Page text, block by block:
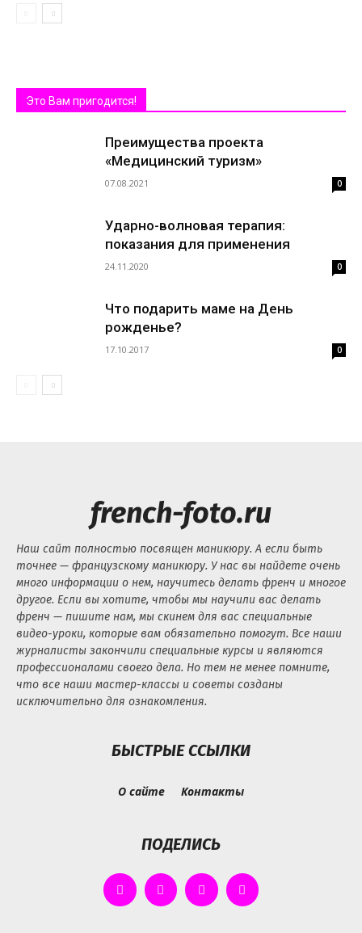
Это Вам пригодится!
Преимущества проекта
«Медицинский туризм»
07.08.2021 0
Ударно-волновая терапия:
показания для применения
24.11.2020 0
Что подарить маме на День
рожденье?
17.10.2017 0
french-foto.ru
Наш сайт полностью посвящен маникюру. А если быть
точнее — французскому маникюру. У нас вы найдете очень
много информации о нем, научитесь делать френч и многое
другое. Если вы хотите, чтобы мы научили вас делать
френч — пишите нам, мы скинем для вас специальные
видео-уроки, которые вам обязательно помогут. Все наши
журналисты закончили специальные курсы и являются
профессионалами своего дела. Но тем не менее помните,
что все наши мастер-классы и советы созданы
исключительно для ознакомления.
БЫСТРЫЕ ССЫЛКИ
О сайте Контакты
ПОДЕЛИСЬ